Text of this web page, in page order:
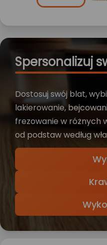
Spersonalizuj
Dostosuj swój blat,
lakierowanie,
frezowanie w różnych
od podstaw według